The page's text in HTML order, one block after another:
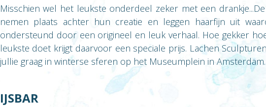
Misschien wel het leukste onderdeel zeker met een
nemen plaats achter hun creatie en leggen haarfijn uit
ondersteund door een origineel en leuk verhaal. Hoe gekker
leukste doet krijgt daarvoor een speciale prijs. Lachen
jullie graag in winterse sferen op het Museumplein in Amsterdam.
IJSBAR